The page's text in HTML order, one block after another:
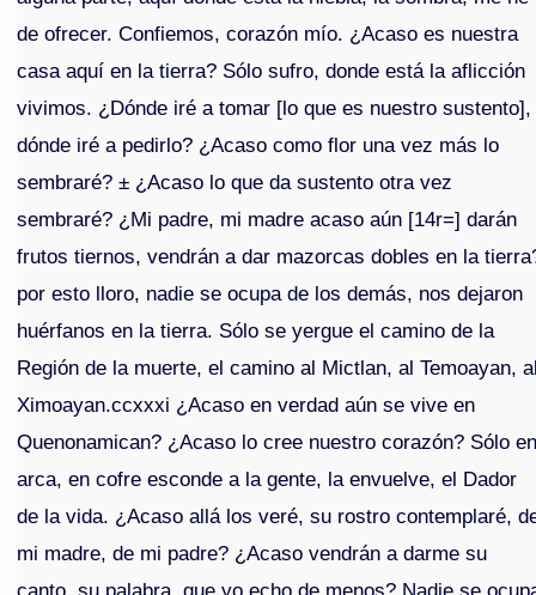
de ofrecer. Confiemos, corazón mío. ¿Acaso es nuestra
casa aquí en la tierra? Sólo sufro, donde está la aflicción
vivimos. ¿Dónde iré a tomar [lo que es nuestro sustento],
dónde iré a pedirlo? ¿Acaso como flor una vez más lo
sembraré? ± ¿Acaso lo que da sustento otra vez
sembraré? ¿Mi padre, mi madre acaso aún [14r=] darán
frutos tiernos, vendrán a dar mazorcas dobles en la
por esto lloro, nadie se ocupa de los demás, nos dejaron
huérfanos en la tierra. Sólo se yergue el camino de la
Región de la muerte, el camino al Mictlan, al Temoayan,
Ximoayan.ccxxxi ¿Acaso en verdad aún se vive en
Quenonamican? ¿Acaso lo cree nuestro corazón? Sólo
arca, en cofre esconde a la gente, la envuelve, el Dador
de la vida. ¿Acaso allá los veré, su rostro contemplaré,
mi madre, de mi padre? ¿Acaso vendrán a darme su